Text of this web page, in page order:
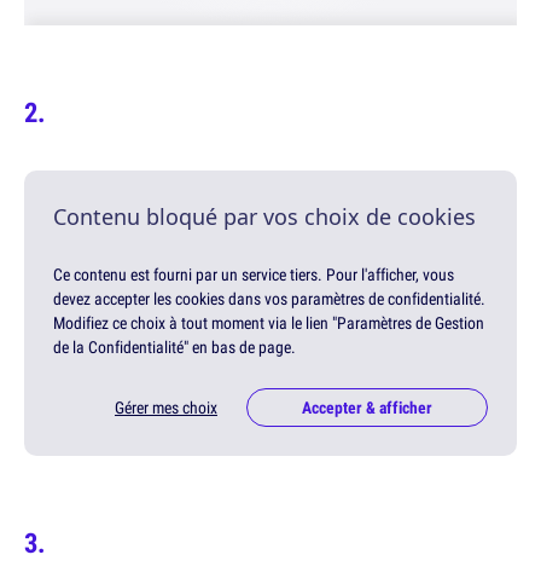
Contenu bloqué par vos choix de cookies
Ce contenu est fourni par un service tiers. Pour l'afficher, vous
devez accepter les cookies dans vos paramètres de confidentialité.
Modifiez ce choix à tout moment via le lien "Paramètres de Gestion
de la Confidentialité" en bas de page.
Gérer mes choix Accepter & afficher